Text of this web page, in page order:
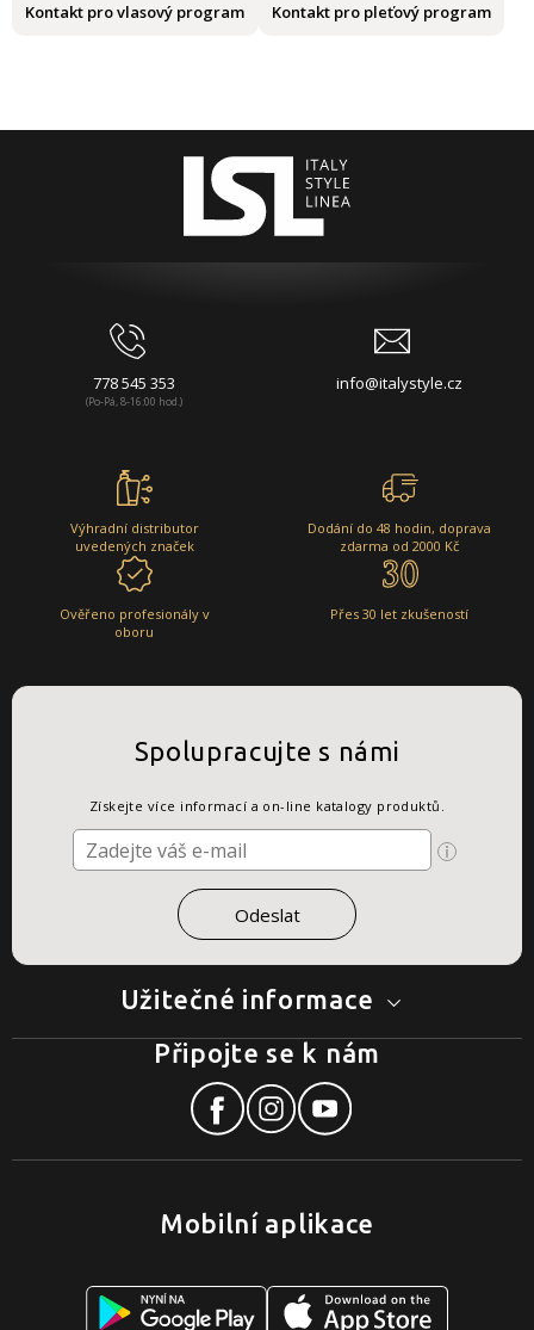
Kontakt pro vlasový program Kontakt pro pleťový program
778 545 353
(Po-Pá, 8-16:00 hod.)
info@italystyle.cz
Výhradní distributor
uvedených značek
Dodání do 48 hodin, doprava
zdarma od 2000 Kč
Ověřeno profesionály v
oboru
Přes 30 let zkušeností
Užitečné informace
Spolupracujte s námi
Získejte více informací a on-line katalogy produktů.
Mobilní aplikace
Připojte se k nám